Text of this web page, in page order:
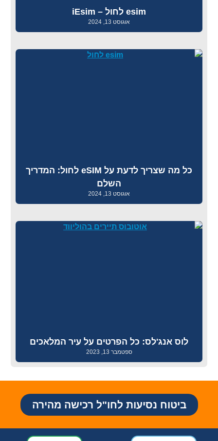
esim לחול – iEsim
אוגוסט 13, 2024
כל מה שצריך לדעת על eSIM לחול: המדריך
השלם
אוגוסט 13, 2024
לוס אנג'לס: כל הפרטים על עיר המלאכים
ספטמבר 13, 2023
ביטוח נסיעות לחו"ל רכישה מהירה